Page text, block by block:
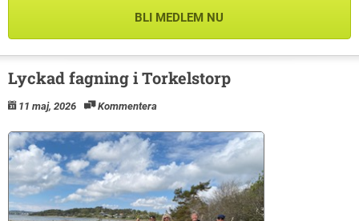
BLI MEDLEM NU
Lyckad fagning i Torkelstorp
11 maj, 2026 Kommentera